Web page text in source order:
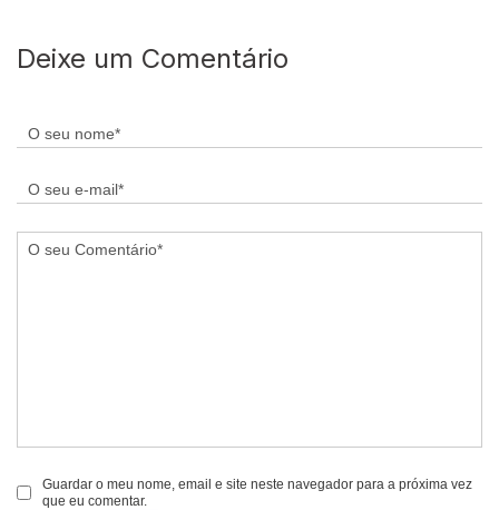
Deixe um Comentário
Guardar o meu nome, email e site neste navegador para a próxima vez
que eu comentar.